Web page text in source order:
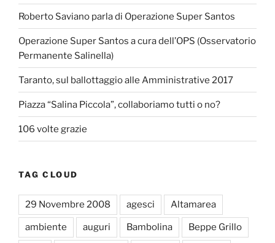
Roberto Saviano parla di Operazione Super Santos
Operazione Super Santos a cura dell’OPS (Osservatorio
Permanente Salinella)
Taranto, sul ballottaggio alle Amministrative 2017
Piazza “Salina Piccola”, collaboriamo tutti o no?
106 volte grazie
TAG CLOUD
29 Novembre 2008 agesci Altamarea
ambiente auguri Bambolina Beppe Grillo